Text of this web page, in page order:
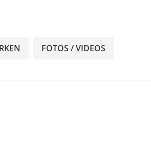
FOTOS / VIDEOS